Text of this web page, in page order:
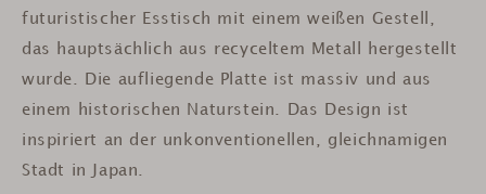
futuristischer Esstisch mit einem weißen Gestell,
das hauptsächlich aus recyceltem Metall hergestellt
wurde. Die aufliegende Platte ist massiv und aus
einem historischen Naturstein. Das Design ist
inspiriert an der unkonventionellen, gleichnamigen
Stadt in Japan.